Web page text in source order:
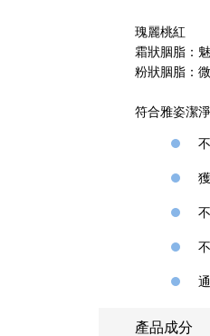
瑰麗桃紅
霜狀胭脂：
粉狀胭脂：
符合雅姿潔
產品成分